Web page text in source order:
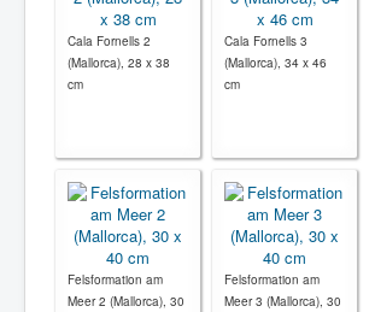
Cala Fornells 2
(Mallorca), 28 x 38
cm
Cala Fornells 3
(Mallorca), 34 x 46
cm
Felsformation am
Meer 2 (Mallorca), 30
Felsformation am
Meer 3 (Mallorca), 30